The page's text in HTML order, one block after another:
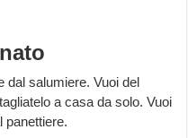
dal salumiere. Vuoi del
a casa da solo. Vuoi
panettiere.